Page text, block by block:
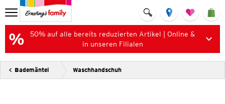
50% auf alle bereits reduzierten Artikel | Online &
in unseren Filialen
Bademäntel Waschhandschuh